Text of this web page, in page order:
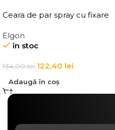
Ceara de par spray cu fixare
Hold Spray Wax
Elgon
în stoc
134,00lei 122,40 lei
Adaugă în coș